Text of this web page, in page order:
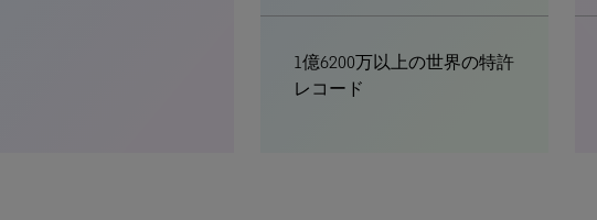
1億6200万以上の世界の特許
レコード